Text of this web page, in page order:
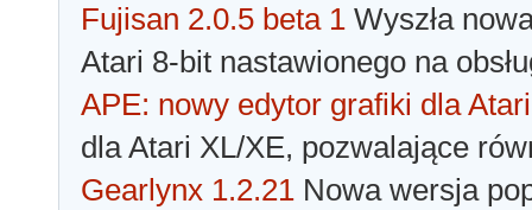
Fujisan 2.0.5 beta 1 Wyszła
Atari 8-bit nastawionego na
APE: nowy edytor grafiki dla Atari
dla Atari XL/XE, pozwalające
Gearlynx 1.2.21 Nowa wersja